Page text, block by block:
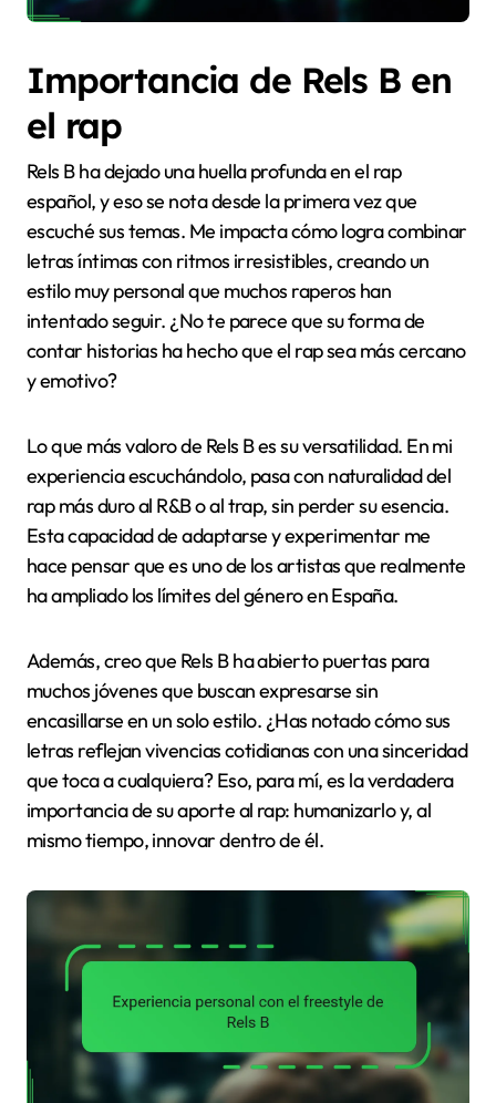
Importancia de Rels B en
el rap
Rels B ha dejado una huella profunda en el rap
español, y eso se nota desde la primera vez que
escuché sus temas. Me impacta cómo logra combinar
letras íntimas con ritmos irresistibles, creando un
estilo muy personal que muchos raperos han
intentado seguir. ¿No te parece que su forma de
contar historias ha hecho que el rap sea más cercano
y emotivo?
Lo que más valoro de Rels B es su versatilidad. En mi
experiencia escuchándolo, pasa con naturalidad del
rap más duro al R&B o al trap, sin perder su esencia.
Esta capacidad de adaptarse y experimentar me
hace pensar que es uno de los artistas que realmente
ha ampliado los límites del género en España.
Además, creo que Rels B ha abierto puertas para
muchos jóvenes que buscan expresarse sin
encasillarse en un solo estilo. ¿Has notado cómo sus
letras reflejan vivencias cotidianas con una sinceridad
que toca a cualquiera? Eso, para mí, es la verdadera
importancia de su aporte al rap: humanizarlo y, al
mismo tiempo, innovar dentro de él.